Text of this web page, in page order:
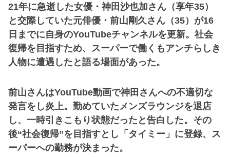
21年に急逝した女優・神田沙也加さん（享年35）
と交際していた元俳優・前山剛久さん（35）が16
日までに自身のYouTubeチャンネルを更新。社会
復帰を目指すため、スーパーで働くもアンチらしき
人物に遭遇したと語る場面があった。
前山さんはYouTube動画で神田さんへの不適切な
発言をし炎上。勤めていたメンズラウンジを退店
し、一時引きこもり状態だったと告白した。その
後“社会復帰”を目指すとし「タイミー」に登録、ス
ーパーへの勤務が決まった。